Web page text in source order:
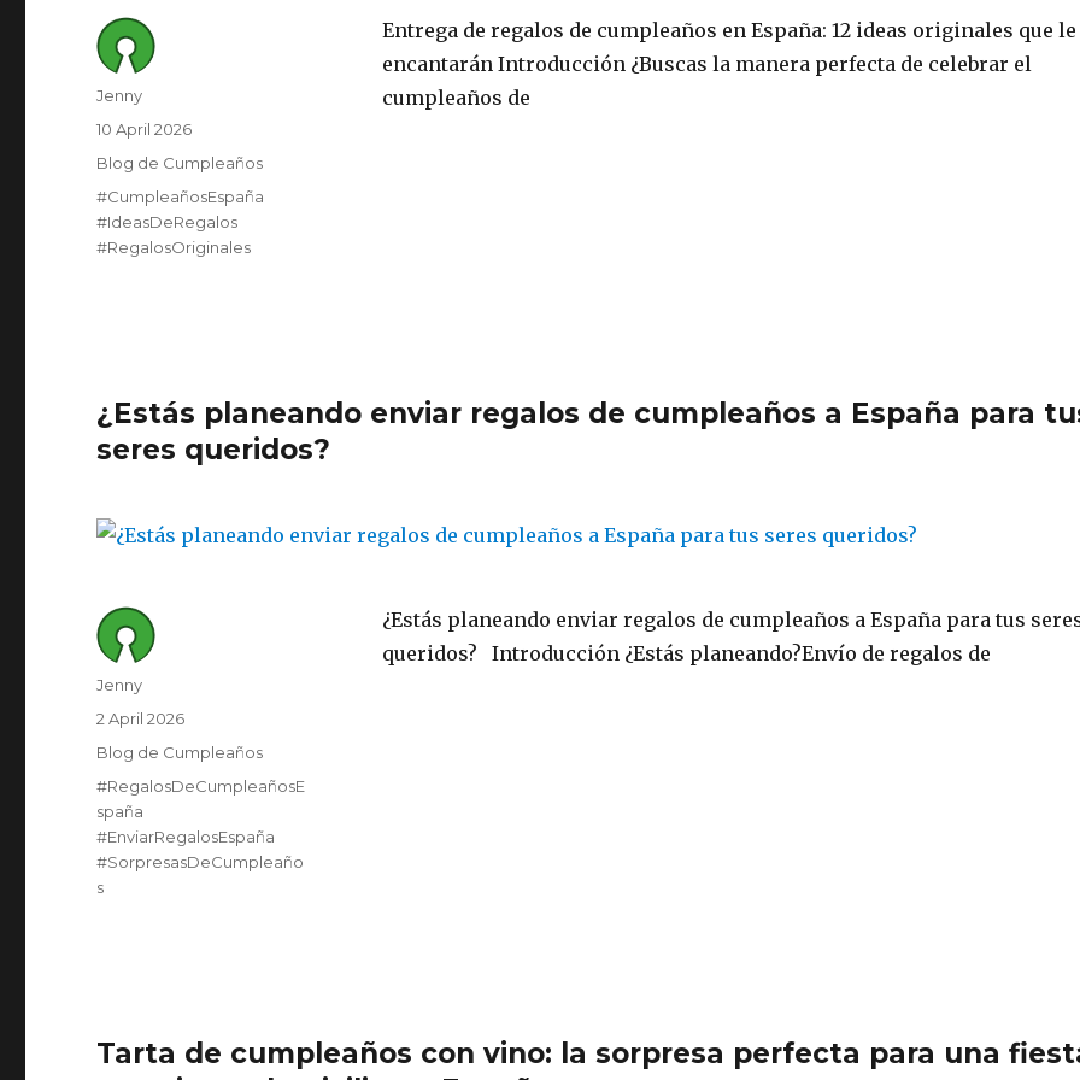
Entrega de regalos de cumpleaños en España: 12 ideas originales que le
encantarán Introducción ¿Buscas la manera perfecta de celebrar el
cumpleaños de
Author
Jenny
Posted
on
10 April 2026
Category
Blog de Cumpleaños
Tags
#CumpleañosEspaña
#IdeasDeRegalos
#RegalosOriginales
¿Estás planeando enviar regalos de cumpleaños a España para
seres queridos?
¿Estás planeando enviar regalos de cumpleaños a España para tus
queridos? Introducción ¿Estás planeando?Envío de regalos de
Author
Jenny
Posted
on
2 April 2026
Category
Blog de Cumpleaños
Tags
#RegalosDeCumpleañosE
spaña
#EnviarRegalosEspaña
#SorpresasDeCumpleaño
s
Tarta de cumpleaños con vino: la sorpresa perfecta para una